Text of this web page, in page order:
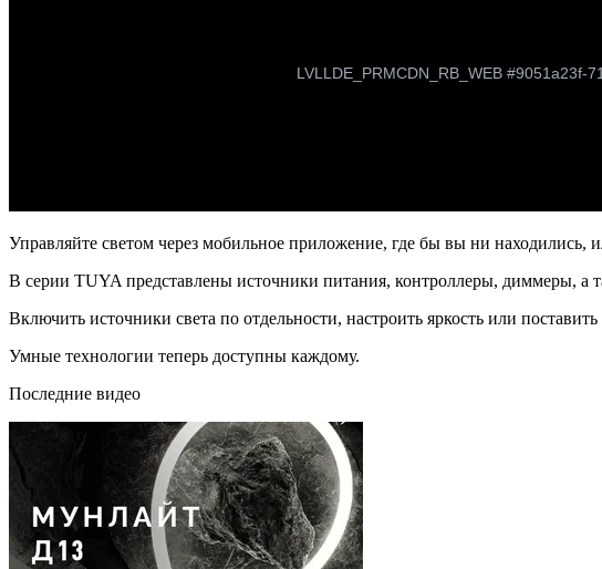
Управляйте светом через мобильное приложение, где бы вы ни
В серии TUYA представлены источники питания, контроллеры, диммеры, а
Включить источники света по отдельности, настроить яркость или
Умные технологии теперь доступны каждому.
Последние видео